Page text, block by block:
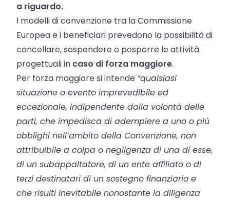
a riguardo.
l modelli di convenzione tra la Commissione
Europea e i beneficiari prevedono la possibilità di
cancellare, sospendere o posporre le attività
progettuali in caso di forza maggiore.
Per forza maggiore si intende “qualsiasi
situazione o evento imprevedibile ed
eccezionale, indipendente dalla volontà delle
parti, che impedisca di adempiere a uno o più
obblighi nell’ambito della Convenzione, non
attribuibile a colpa o negligenza di una di esse,
di un subappaltatore, di un ente affiliato o di
terzi destinatari di un sostegno finanziario e
che risulti inevitabile nonostante la diligenza